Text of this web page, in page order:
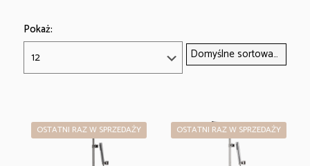
Pokaż:
OSTATNI RAZ W SPRZEDAŻY OSTATNI RAZ W SPRZEDAŻY